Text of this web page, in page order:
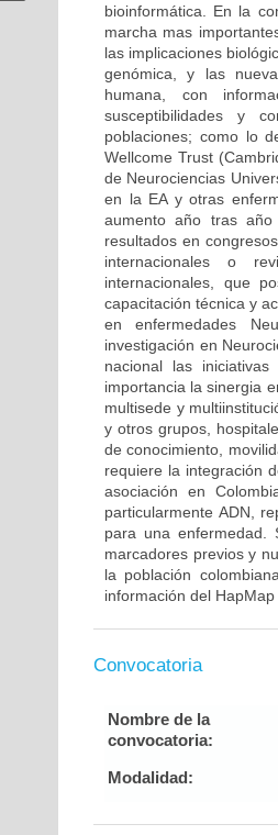
bioinformática. En la
marcha mas
las implicaciones
genómica, y las
humana, con
susceptibilidades y
poblaciones; como lo
Wellcome Trust
de Neurociencias
en la EA y otras
aumento año tras año
resultados en
internacionales o
internacionales, que
capacitación técnica y
en enfermedades
investigación en
nacional las
importancia la sinergia
multisede y
y otros grupos,
de conocimiento,
requiere la integración
asociación en
particularmente ADN,
para una enfermedad.
marcadores previos y
la población
información del
Convocatoria
Nombre de la
convocatoria:
Modalidad: